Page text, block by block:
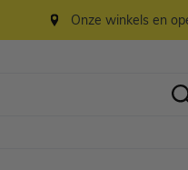
Onze winkels en